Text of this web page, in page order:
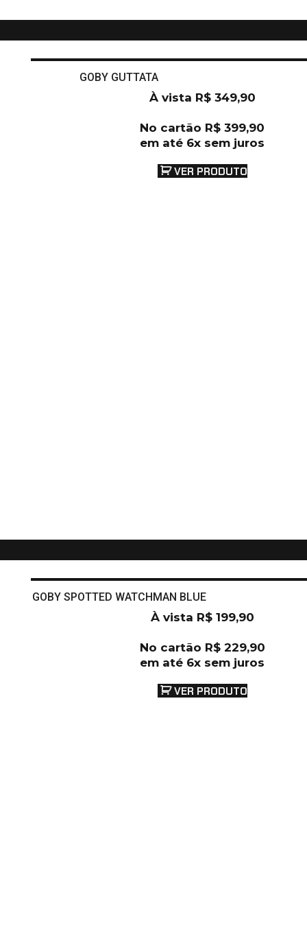
GOBY GUTTATA
À vista R$349,90
No cartão R$ 399,90
em até 6x sem juros
VER PRODUTO
GOBY SPOTTED WATCHMAN BLUE
À vista R$199,90
No cartão R$229,90
em até 6x sem juros
VER PRODUTO